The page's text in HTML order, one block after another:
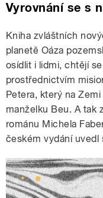
Vyrovnání se s
Kniha zvláštních
planetě Oáza
osídlit i lidmi, chtějí
prostřednictvím
Petera, který na
manželku Beu. A tak
románu Michela
českém vydání uvedl